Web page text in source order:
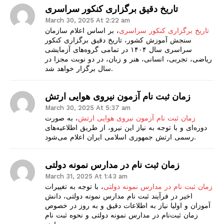
تاریخ دقیق برگزاری کنکور سراسری
March 30, 2025 At 2:22 am
تاریخ برگزاری کنکور سراسری، بر اساس اعلام سازمان
سنجش آموزش کشور، تاریخ دقیق برگزاری کنکور
سراسری سال ۱۴۰۴ در تمامی گروه‌های آزمایشی
ریاضی، تجربی، انسانی، هنر و زبان، در دو نوبت مجزا در
سال برگزار خواهد شد.
زمان ثبت نام آزمون نیروی هوایی ارتش
March 30, 2025 At 5:37 am
زمان ثبت نام آزمون نیروی هوایی ارتش، به صورت
دوره‌ای و با توجه به نیاز این نیرو، از طریق اطلاعیه‌های
رسمی ارتش جمهوری اسلامی ایران اعلام می‌شود.
زمان ثبت ‌نام در مدارس نمونه دولتی
March 31, 2025 At 1:43 am
زمان ثبت‌ نام در مدارس نمونه دولتی، با توجه به تغییرات
اخیر در فرآیند ثبت نام مدارس نمونه دولتی، دانش
آموزان و اولیا نیاز به اطلاعات دقیق و به روز در خصوص
زمان ثبت‌نام در مدارس نمونه دولتی و نحوه ثبت نام